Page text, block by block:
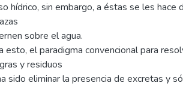
hídrico, sin embargo, a éstas se les hace
sobre el agua.
esto, el paradigma convencional para
y residuos
sido eliminar la presencia de excretas y